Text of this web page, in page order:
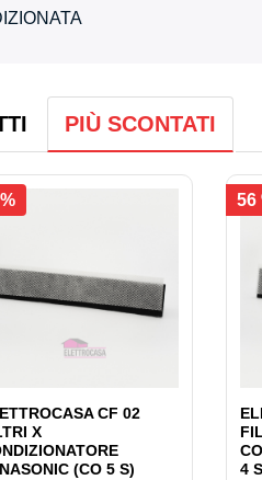
PIÙ SCONTATI
CF 02
X
(CO 5 S)
56
4